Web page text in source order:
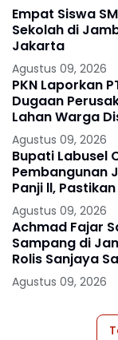
Empat Siswa
Sekolah di
Jakarta
Agustus 09, 2026
PKN Laporkan
Dugaan
Lahan Warga
Agustus 09, 2026
Bupati Labusel
Pembangunan
Panji ll,
Dengan Baik
Masyarakat.
Agustus 09, 2026
Achmad Fajar
Sampang di
Rolis Sanjaya
Selamat
Agustus 09, 2026